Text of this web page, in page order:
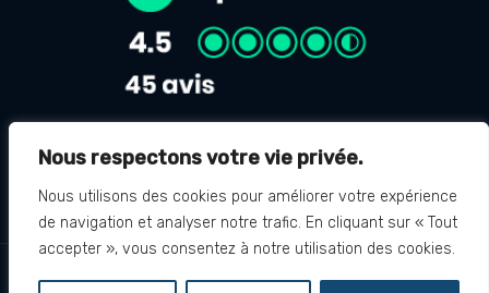
Nous respectons votre vie privée.
Nous utilisons des cookies pour améliorer votre expérience
de navigation et analyser notre trafic. En cliquant sur « Tout
accepter », vous consentez à notre utilisation des cookies.
Avis Google
© 2024 Musée du 5 juin 1944 "Message Verlaine" -Mentions